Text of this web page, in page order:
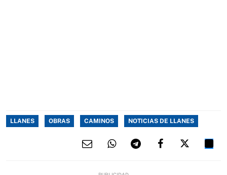
LLANES OBRAS CAMINOS NOTICIAS DE LLANES